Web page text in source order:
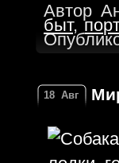
Автор
быт,
18 Авг